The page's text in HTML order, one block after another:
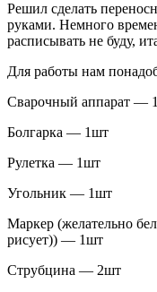
Решил сделать
руками. Немного
расписывать не буду,
Для работы нам
Сварочный аппарат —
Болгарка — 1шт
Рулетка — 1шт
Угольник — 1шт
Маркер (желательно
рисует)) — 1шт
Струбцина — 2шт